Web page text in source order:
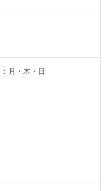
月・木・日